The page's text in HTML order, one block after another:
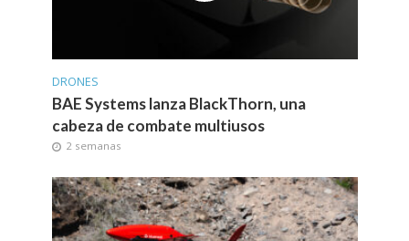
DRONES
BAE Systems lanza BlackThorn, una
cabeza de combate multiusos
2 semanas